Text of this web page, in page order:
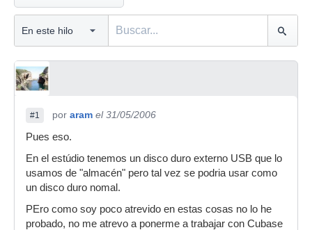
#1 por aram el 31/05/2006
Pues eso.
En el estúdio tenemos un disco duro externo USB que lo
usamos de "almacén" pero tal vez se podria usar como
un disco duro nomal.
PEro como soy poco atrevido en estas cosas no lo he
probado, no me atrevo a ponerme a trabajar con Cubase